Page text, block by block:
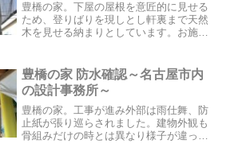
豊橋の家。下屋の屋根を意匠的に見せる
ため、登りばりを現しとし軒裏まで天然
木を見せる納まりとしています。お施主
に至りました。外観としても、アプロー
チとして玄関に架かる屋根...
豊橋の家 防水確認～名古屋市内
の設計事務所～
豊橋の家。工事が進み外部は雨仕舞、防
止紙が張り巡らされました。建物外観も
骨組みだけの時とは異なり様子が違って